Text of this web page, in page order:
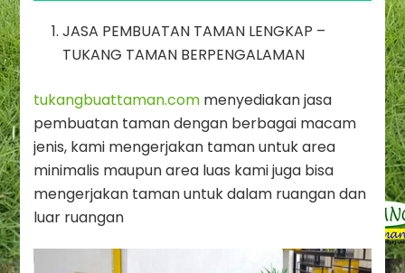
JASA PEMBUATAN TAMAN LENGKAP –
TUKANG TAMAN BERPENGALAMAN
tukangbuattaman.com menyediakan jasa
pembuatan taman dengan berbagai macam
jenis, kami mengerjakan taman untuk area
minimalis maupun area luas kami juga bisa
mengerjakan taman untuk dalam ruangan dan
luar ruangan